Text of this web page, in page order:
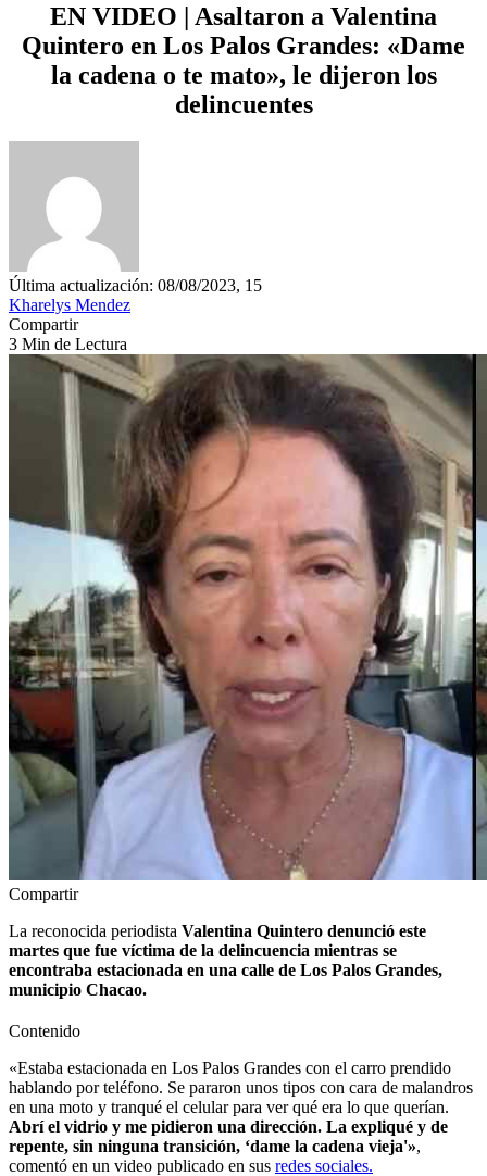
EN VIDEO | Asaltaron a Valentina
Quintero en Los Palos Grandes: «Dame
la cadena o te mato», le dijeron los
delincuentes
Última actualización: 08/08/2023, 15
Kharelys Mendez
Compartir
3 Min de Lectura
Compartir
La reconocida periodista Valentina Quintero denunció este
martes que fue víctima de la delincuencia mientras se
encontraba estacionada en una calle de Los Palos Grandes,
municipio Chacao.
Contenido
«Estaba estacionada en Los Palos Grandes con el carro prendido
hablando por teléfono. Se pararon unos tipos con cara de malandros
en una moto y tranqué el celular para ver qué era lo que querían.
Abrí el vidrio y me pidieron una dirección. La expliqué y de
repente, sin ninguna transición, ‘dame la cadena vieja'»,
comentó en un video publicado en sus redes sociales.